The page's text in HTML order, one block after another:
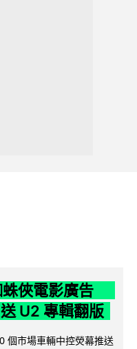
蛛俠電影廣告
U2 專輯翻版
個市場車輛中控熒幕推送